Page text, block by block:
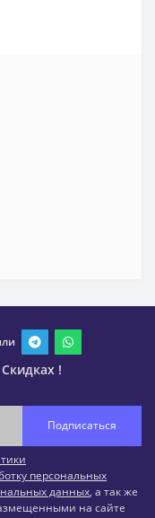
!
Подписаться
персональных
данных, а так же
на сайте